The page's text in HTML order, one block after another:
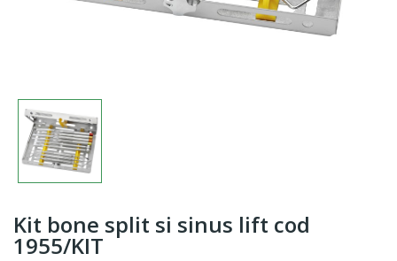
Kit bone split si sinus lift cod
1955/KIT